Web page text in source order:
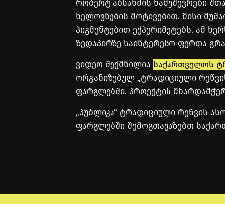
რობერტ აბსანძის ნამუშევრები
ხელოვნების მოტივებით. მისი
პიგმენტებით ექპერიმეტებს. ამ
ზედაპირზე საინტერესო ფერთა
ვიდეო შექმნილია საქართველოს
ორგანიზებულ „ტრადიციული
ფარგლებში. პროექტის
„პუბლიკა“ ტრადიციული რეწვის
ფარგლებში შემოგთავაზებთ